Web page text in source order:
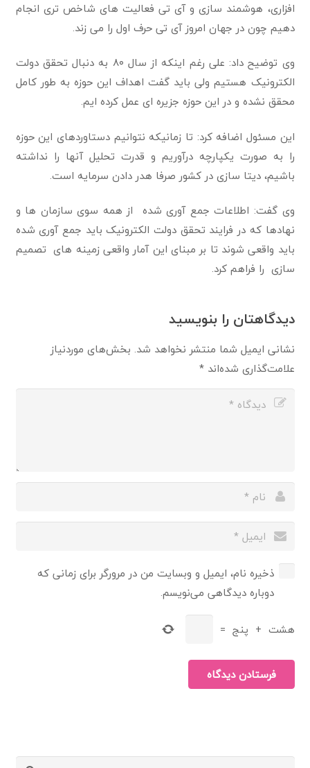
افزاری، هوشمند سازی و آی تی فعالیت های شاخص تری انجام
دهیم چون در جهان امروز آی تی حرف اول را می زند.
وی توضیح داد: علی رغم اینکه از سال ۸۰ به دنبال تحقق دولت
الکترونیک هستیم ولی باید گفت اهداف این حوزه به طور کامل
محقق نشده و در این حوزه جزیره ای عمل کرده ایم.
این مسئول اضافه کرد: تا زمانیکه نتوانیم دستاوردهای این حوزه
را به صورت یکپارچه درآوریم و قدرت تحلیل آنها را نداشته
باشیم، دیتا سازی در کشور صرفا هدر دادن سرمایه است.
وی گفت: اطلاعات جمع آوری شده از همه سوی سازمان ها و
نهادها که در فرایند تحقق دولت الکترونیک باید جمع آوری شده
باید واقعی شوند تا بر مبنای این آمار واقعی زمینه های تصمیم
سازی را فراهم کرد.
دیدگاهتان را بنویسید
نشانی ایمیل شما منتشر نخواهد شد. بخش‌های موردنیاز
علامت‌گذاری شده‌اند*
ذخیره نام، ایمیل و وبسایت من در مرورگر برای زمانی که
دوباره دیدگاهی می‌نویسم.
هشت + پنج =
فرستادن دیدگاه